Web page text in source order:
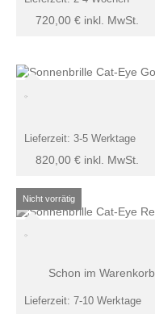
720,00 € inkl. MwSt.
820,00 € inkl. MwSt.
Lieferzeit: 3-5 Werktage
Lieferzeit: 7-10 Werktage
Schon im Warenkorb